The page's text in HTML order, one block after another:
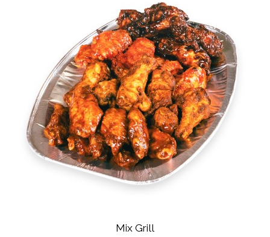
Mix Grill